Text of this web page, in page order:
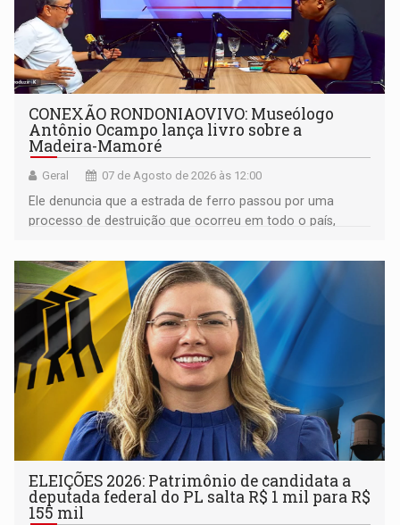
CONEXÃO RONDONIAOVIVO: Museólogo
Antônio Ocampo lança livro sobre a
Madeira-Mamoré
Geral 07 de Agosto de 2026 às 12:00
Ele denuncia que a estrada de ferro passou por uma
processo de destruição que ocorreu em todo o país,
ELEIÇÕES 2026: Patrimônio de candidata a
deputada federal do PL salta R$ 1 mil para R$
155 mil